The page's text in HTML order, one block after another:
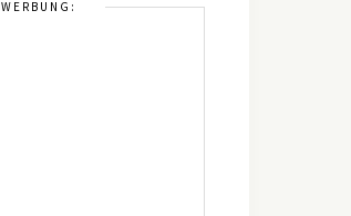
WERBUNG: